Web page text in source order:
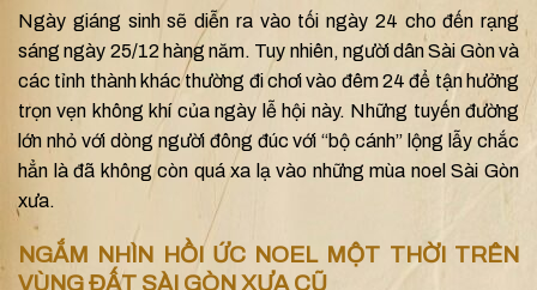
Ngày giáng sinh sẽ diễn ra vào tối ngày 24 cho đến rạng
sáng ngày 25/12 hàng năm. Tuy nhiên, người dân Sài Gòn và
các tỉnh thành khác thường đi chơi vào đêm 24 để tận hưởng
trọn vẹn không khí của ngày lễ hội này. Những tuyến đường
lớn nhỏ với dòng người đông đúc với “bộ cánh” lộng lẫy chắc
hẳn là đã không còn quá xa lạ vào những mùa noel Sài Gòn
xưa.
NGẮM NHÌN HỒI ỨC NOEL MỘT THỜI TRÊN
VÙNG ĐẤT SÀI GÒN XƯA CŨ